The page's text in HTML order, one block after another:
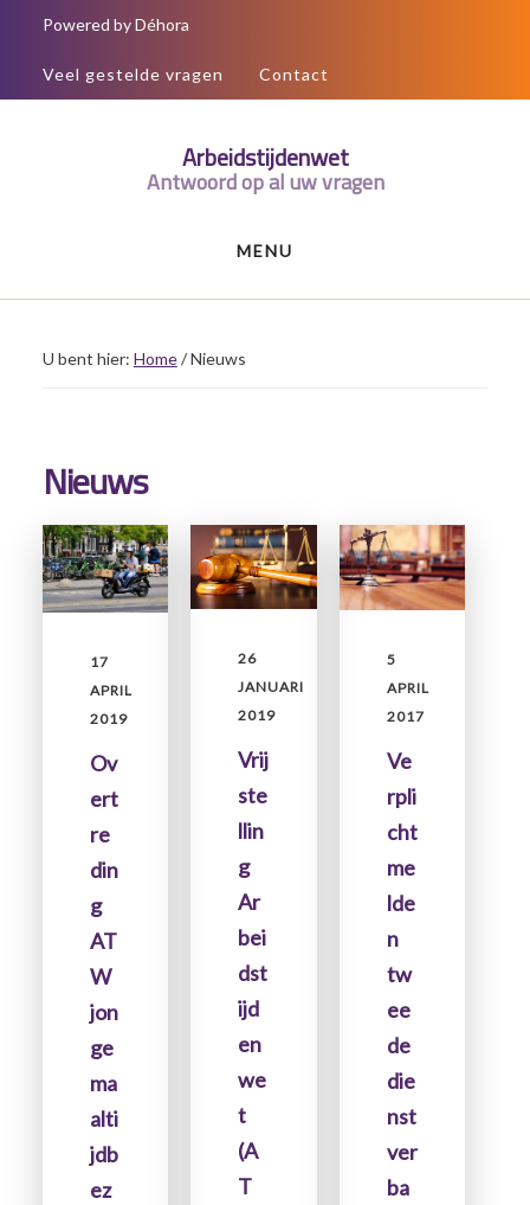
de
Spring
de
Powered by Déhora
Veel gestelde vragen Contact
Arbeidstijdenwet
Antwoord op al uw vragen
MENU
U bent hier: Home/Nieuws
Nieuws
17
APRIL
2019
Ov
ert
re
din
g
AT
W
jon
ge
ma
alti
jdb
ez
26
JANUARI
2019
Vrij
ste
llin
g
Ar
bei
dst
ijd
en
we
t
(A
T
5
APRIL
2017
Ve
rpli
cht
me
lde
n
tw
ee
de
die
nst
ver
ba